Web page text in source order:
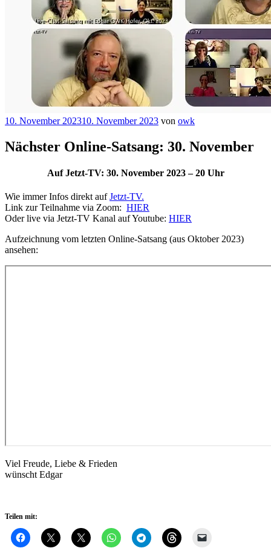
Veröffentlicht
10. November 202310. November 2023 von owk
Nächster Online-Satsang: 30. November
Auf Jetzt-TV: 30. November 2023 – 20 Uhr
Wie immer Infos direkt aufJetzt-TV.
Link zur Teilnahme via Zoom: HIER
Oder live via Jetzt-TV Kanal auf Youtube: HIER
Aufzeichnung vom letzten Online-Satsang (aus Oktober 2023)
ansehen:
Viel Freude, Liebe & Frieden
wünscht Edgar
Teilen mit: